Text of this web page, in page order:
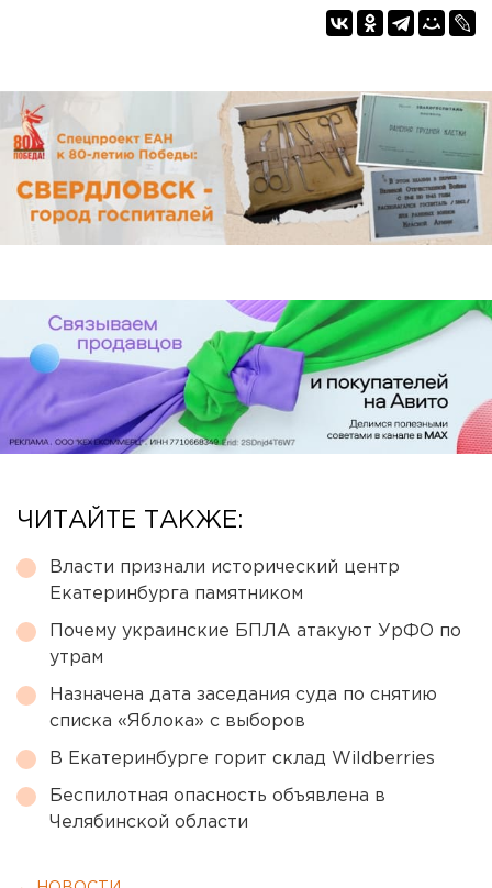
ЧИТАЙТЕ ТАКЖЕ:
Власти признали исторический центр
Екатеринбурга памятником
Почему украинские БПЛА атакуют УрФО по
утрам
Назначена дата заседания суда по снятию
списка «Яблока» с выборов
В Екатеринбурге горит склад Wildberries
Беспилотная опасность объявлена в
Челябинской области